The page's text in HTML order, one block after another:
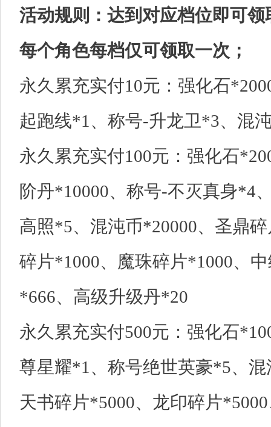
活动规则：达到对应档位即可
每个角色每档仅可领取一次；
永久累充实付10元：强化石
起跑线*1、称号-升龙卫*3、混
永久累充实付100元：强化石
阶丹*10000、称号-不灭真身*4
高照*5、混沌币*20000、圣鼎
碎片*1000、魔珠碎片*1000、
*666、高级升级丹*20
永久累充实付500元：强化石
尊星耀*1、称号绝世英豪*5、
天书碎片*5000、龙印碎片